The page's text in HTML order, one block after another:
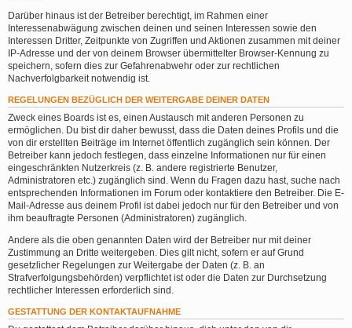
Darüber hinaus ist der Betreiber berechtigt, im Rahmen einer
Interessenabwägung zwischen deinen und seinen Interessen sowie den
Interessen Dritter, Zeitpunkte von Zugriffen und Aktionen zusammen mit deiner
IP-Adresse und der von deinem Browser übermittelter Browser-Kennung zu
speichern, sofern dies zur Gefahrenabwehr oder zur rechtlichen
Nachverfolgbarkeit notwendig ist.
REGELUNGEN BEZÜGLICH DER WEITERGABE DEINER DATEN
Zweck eines Boards ist es, einen Austausch mit anderen Personen zu
ermöglichen. Du bist dir daher bewusst, dass die Daten deines Profils und die
von dir erstellten Beiträge im Internet öffentlich zugänglich sein können. Der
Betreiber kann jedoch festlegen, dass einzelne Informationen nur für einen
eingeschränkten Nutzerkreis (z. B. andere registrierte Benutzer,
Administratoren etc.) zugänglich sind. Wenn du Fragen dazu hast, suche nach
entsprechenden Informationen im Forum oder kontaktiere den Betreiber. Die E-
Mail-Adresse aus deinem Profil ist dabei jedoch nur für den Betreiber und von
ihm beauftragte Personen (Administratoren) zugänglich.
Andere als die oben genannten Daten wird der Betreiber nur mit deiner
Zustimmung an Dritte weitergeben. Dies gilt nicht, sofern er auf Grund
gesetzlicher Regelungen zur Weitergabe der Daten (z. B. an
Strafverfolgungsbehörden) verpflichtet ist oder die Daten zur Durchsetzung
rechtlicher Interessen erforderlich sind.
GESTATTUNG DER KONTAKTAUFNAHME